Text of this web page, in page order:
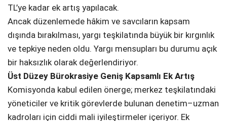
Instagram
Youtube
TL’ye kadar ek artış yapılacak.
Ancak düzenlemede hâkim ve savcıların kapsam
dışında bırakılması, yargı teşkilatında büyük bir kırgınlık
ve tepkiye neden oldu. Yargı mensupları bu durumu açık
bir haksızlık olarak değerlendiriyor.
Üst Düzey Bürokrasiye Geniş Kapsamlı Ek Artış
Komisyonda kabul edilen önerge; merkez teşkilatındaki
yöneticiler ve kritik görevlerde bulunan denetim–uzman
kadroları için ciddi mali iyileştirmeler içeriyor. Ek